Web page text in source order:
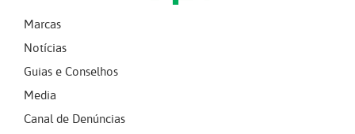
Marcas
Notícias
Guias e Conselhos
Media
Canal de Denúncias